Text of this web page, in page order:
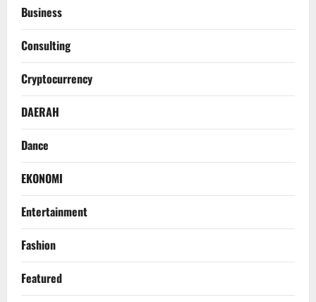
Business
Consulting
Cryptocurrency
DAERAH
Dance
EKONOMI
Entertainment
Fashion
Featured